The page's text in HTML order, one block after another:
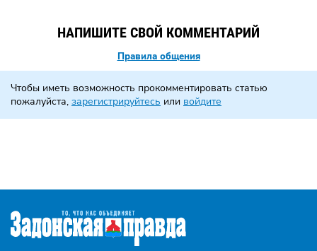
НАПИШИТЕ СВОЙ КОММЕНТАРИЙ
Правила общения
Чтобы иметь возможность прокомментировать статью
пожалуйста, зарегистрируйтесь или войдите